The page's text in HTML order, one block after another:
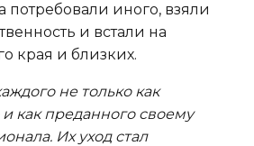
потребовали иного, взяли
и встали на
края и близких.
не только как
как преданного своему
Их уход стал